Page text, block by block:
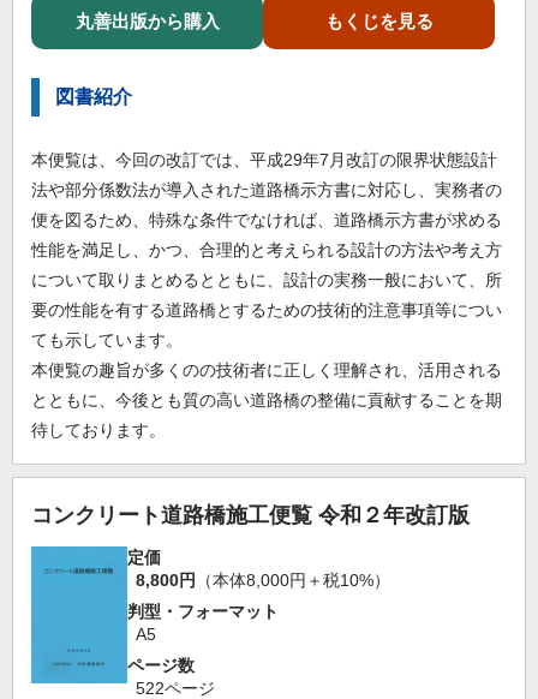
丸善出版から購入 もくじを見る
図書紹介
本便覧は、今回の改訂では、平成29年7月改訂の限界状態設計
法や部分係数法が導入された道路橋示方書に対応し、実務者の
便を図るため、特殊な条件でなければ、道路橋示方書が求める
性能を満足し、かつ、合理的と考えられる設計の方法や考え方
について取りまとめるとともに、設計の実務一般において、所
要の性能を有する道路橋とするための技術的注意事項等につい
ても示しています。
本便覧の趣旨が多くのの技術者に正しく理解され、活用される
とともに、今後とも質の高い道路橋の整備に貢献することを期
待しております。
コンクリート道路橋施工便覧 令和２年改訂版
定価
8,800円
（本体8,000円＋税10%）
判型・フォーマット
A5
ページ数
522ページ